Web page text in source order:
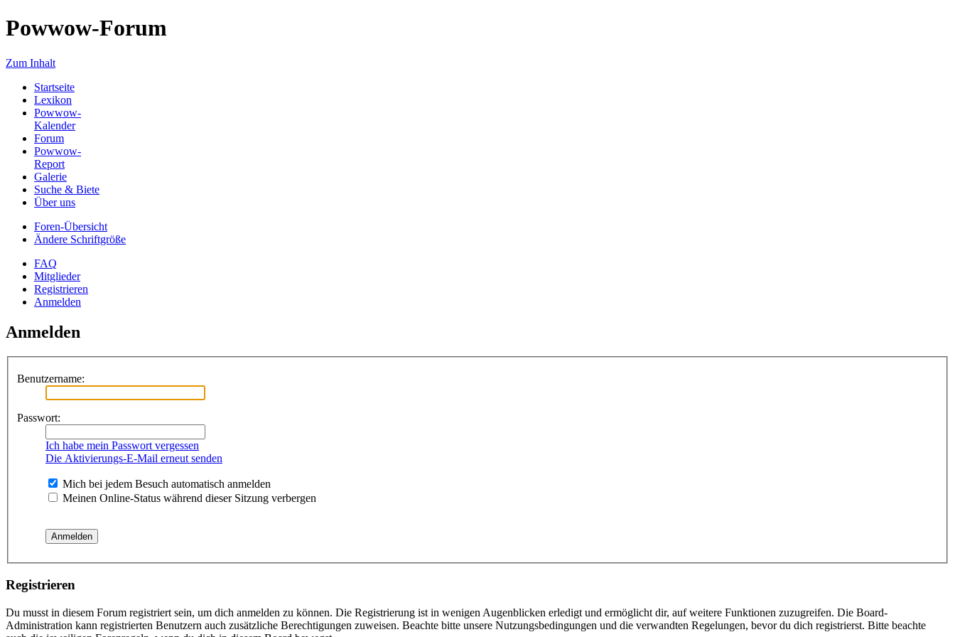
Powwow-Forum
Zum Inhalt
Startseite
Lexikon
Powwow-
Kalender
Forum
Powwow-
Report
Galerie
Suche & Biete
Über uns
Foren-Übersicht
Ändere Schriftgröße
FAQ
Mitglieder
Registrieren
Anmelden
Anmelden
Benutzername:
Passwort:
Ich habe mein Passwort vergessen
Die Aktivierungs-E-Mail erneut senden
Mich bei jedem Besuch automatisch anmelden
Meinen Online-Status während dieser Sitzung verbergen
Registrieren
Du musst in diesem Forum registriert sein, um dich anmelden zu können. Die Registrierung ist in wenigen Augenblicken erledigt und ermöglicht dir, auf weitere Funktionen zuzugreifen. Die Board-
Administration kann registrierten Benutzern auch zusätzliche Berechtigungen zuweisen. Beachte bitte unsere Nutzungsbedingungen und die verwandten Regelungen, bevor du dich registrierst. Bitte beachte